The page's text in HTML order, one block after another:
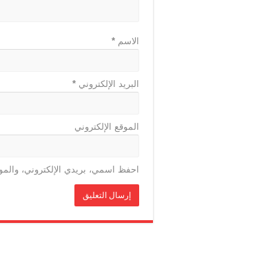
الاسم *
البريد الإلكتروني *
الموقع الإلكتروني
احفظ اسمي، بريدي الإلكتروني،